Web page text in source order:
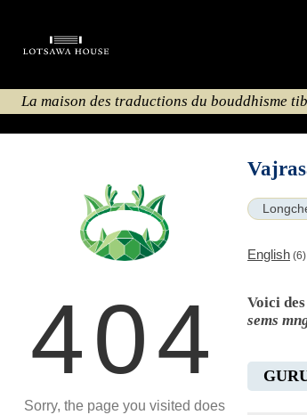
La maison des traductions du bouddhisme
404
Sorry, the page you visited does
English (6)
Voici
sems